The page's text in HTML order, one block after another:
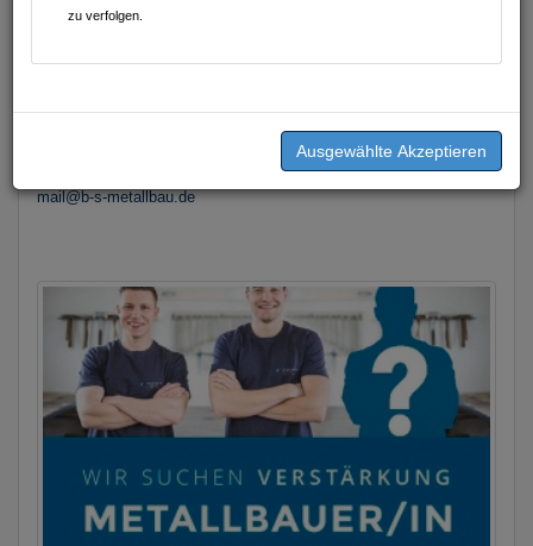
zu verfolgen.
Metallkonstruktionen, das Lesen von Zeichnungen sowie das
mail@b-s-metallbau.de